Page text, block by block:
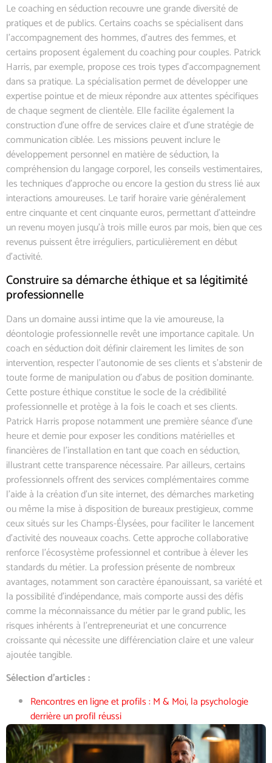
Le coaching en séduction recouvre une grande diversité de
pratiques et de publics. Certains coachs se spécialisent dans
l’accompagnement des hommes, d’autres des femmes, et
certains proposent également du coaching pour couples. Patrick
Harris, par exemple, propose ces trois types d’accompagnement
dans sa pratique. La spécialisation permet de développer une
expertise pointue et de mieux répondre aux attentes spécifiques
de chaque segment de clientèle. Elle facilite également la
construction d’une offre de services claire et d’une stratégie de
communication ciblée. Les missions peuvent inclure le
développement personnel en matière de séduction, la
compréhension du langage corporel, les conseils vestimentaires,
les techniques d’approche ou encore la gestion du stress lié aux
interactions amoureuses. Le tarif horaire varie généralement
entre cinquante et cent cinquante euros, permettant d’atteindre
un revenu moyen jusqu’à trois mille euros par mois, bien que ces
revenus puissent être irréguliers, particulièrement en début
d’activité.
Construire sa démarche éthique et sa légitimité
professionnelle
Dans un domaine aussi intime que la vie amoureuse, la
déontologie professionnelle revêt une importance capitale. Un
coach en séduction doit définir clairement les limites de son
intervention, respecter l’autonomie de ses clients et s’abstenir de
toute forme de manipulation ou d’abus de position dominante.
Cette posture éthique constitue le socle de la crédibilité
professionnelle et protège à la fois le coach et ses clients.
Patrick Harris propose notamment une première séance d’une
heure et demie pour exposer les conditions matérielles et
financières de l’installation en tant que coach en séduction,
illustrant cette transparence nécessaire. Par ailleurs, certains
professionnels offrent des services complémentaires comme
l’aide à la création d’un site internet, des démarches marketing
ou même la mise à disposition de bureaux prestigieux, comme
ceux situés sur les Champs-Élysées, pour faciliter le lancement
d’activité des nouveaux coachs. Cette approche collaborative
renforce l’écosystème professionnel et contribue à élever les
standards du métier. La profession présente de nombreux
avantages, notamment son caractère épanouissant, sa variété et
la possibilité d’indépendance, mais comporte aussi des défis
comme la méconnaissance du métier par le grand public, les
risques inhérents à l’entrepreneuriat et une concurrence
croissante qui nécessite une différenciation claire et une valeur
ajoutée tangible.
Sélection d’articles :
Rencontres en ligne et profils : M & Moi, la psychologie
derrière un profil réussi